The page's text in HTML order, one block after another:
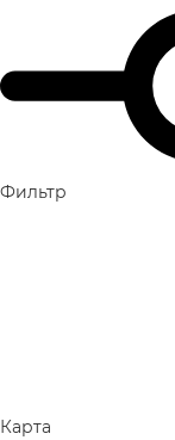
Фильтр
Карта